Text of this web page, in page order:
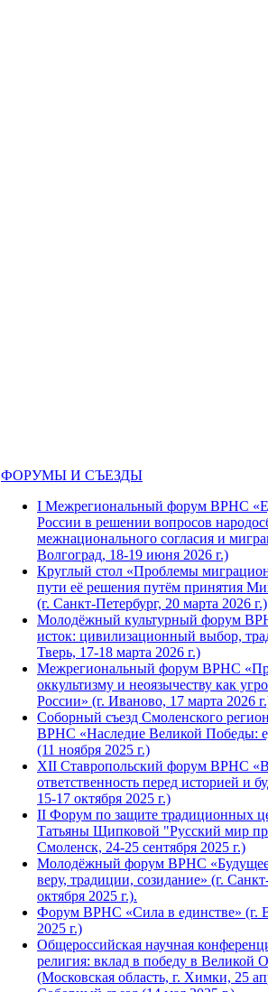
ФОРУМЫ И СЪЕЗДЫ
I Межрегиональный форум ВРНС
России в решении вопросов
межнационального согласия и
Волгоград, 18-19 июня 2026 г.)
Круглый стол «Проблемы
пути её решения путём принятия
(г. Санкт-Петербург, 20 марта 2026 г.)
Молодёжный культурный форум
исток: цивилизационный выбор,
Тверь, 17-18 марта 2026 г.)
Межрегиональный форум ВРНС
оккультизму и неоязычеству как
России» (г. Иваново, 17 марта 2026
Соборный съезд Смоленского
ВРНС «Наследие Великой Победы:
(11 ноября 2025 г.)
XII Ставропольский форум ВРНС
ответственность перед историей и
15-17 октября 2025 г.)
II Форум по защите традиционных
Татьяны Щипковой "Русский мир
Смоленск, 24-25 сентября 2025 г.)
Молодёжный форум ВРНС «Будущее
веру, традиции, созидание» (г.
октября 2025 г.).
Форум ВРНС «Сила в единстве» (г.
2025 г.)
Общероссийская научная
религия: вклад в победу в Великой
(Московская область, г. Химки, 25